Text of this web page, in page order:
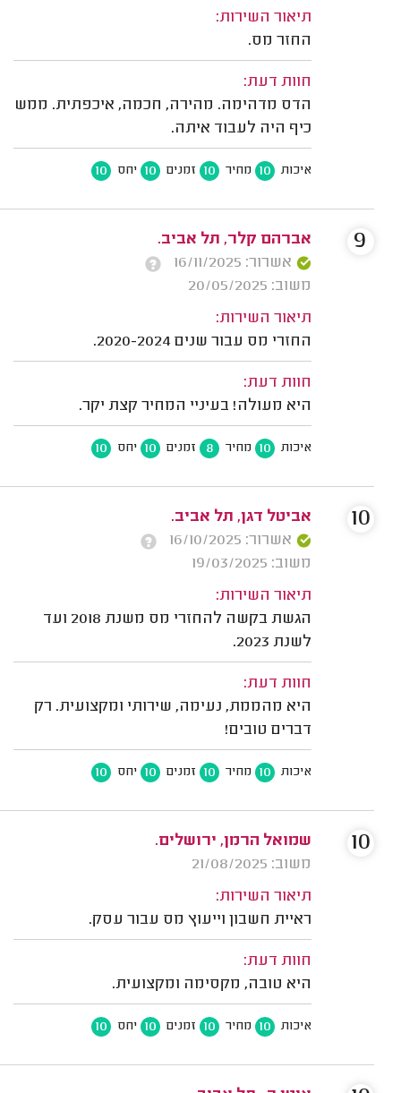
תיאור השירות:
החזר מס.
חוות דעת:
הדס מדהימה. מהירה, חכמה, איכפתית. ממש
כיף היה לעבוד איתה.
איכות 10 מחיר 10 זמנים 10 יחס 10
אברהם קלר, תל אביב.
אשרור: 16/11/2025
משוב: 20/05/2025
תיאור השירות:
החזרי מס עבור שנים 2020-2024.
חוות דעת:
היא מעולה! בעיניי המחיר קצת יקר.
איכות 10 מחיר 8 זמנים 10 יחס 10
9
אביטל דגן, תל אביב.
אשרור: 16/10/2025
משוב: 19/03/2025
תיאור השירות:
הגשת בקשה להחזרי מס משנת 2018 ועד
לשנת 2023.
חוות דעת:
היא מהממת, נעימה, שירותי ומקצועית. רק
דברים טובים!
איכות 10 מחיר 10 זמנים 10 יחס 10
10
שמואל הרמן, ירושלים.
משוב: 21/08/2025
תיאור השירות:
ראיית חשבון וייעוץ מס עבור עסק.
חוות דעת:
היא טובה, מקסימה ומקצועית.
איכות 10 מחיר 10 זמנים 10 יחס 10
10